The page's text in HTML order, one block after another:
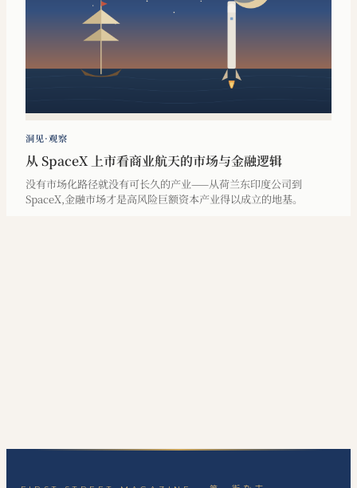
洞见·观察
从 SpaceX 上市看商业航天的市场与金融逻辑
没有市场化路径就没有可长久的产业——从荷兰东印度公司到
SpaceX,金融市场才是高风险巨额资本产业得以成立的地基。